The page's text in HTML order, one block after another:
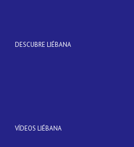
DESCUBRE LIÉBANA
VÍDEOS LIÉBANA